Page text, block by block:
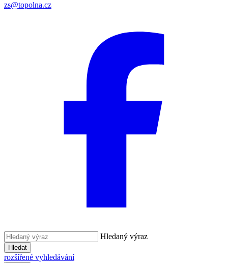
zs@topolna.cz
Hledaný výraz
Hledat
rozšířené vyhledávání